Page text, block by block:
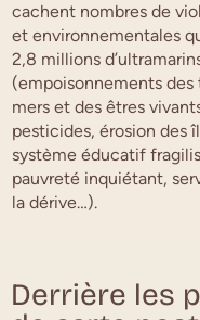
cachent nombres de
et environnementales
2,8 millions
(empoisonnements des
mers et des êtres
pesticides, érosion des
système éducatif
pauvreté inquiétant,
la dérive…).
Derrière les